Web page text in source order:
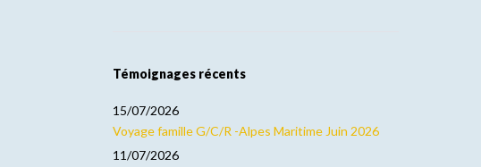
Témoignages récents
Voyage famille G/C/R -Alpes Maritime Juin 2026
15/07/2026
11/07/2026